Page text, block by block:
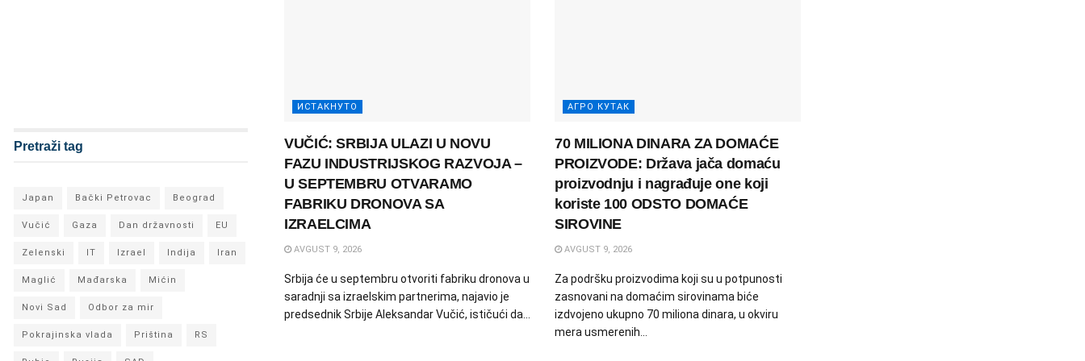
ИСТАКНУТО
VUČIĆ: SRBIJA ULAZI U NOVU
FAZU INDUSTRIJSKOG RAZVOJA –
U SEPTEMBRU OTVARAMO
FABRIKU DRONOVA SA
IZRAELCIMA
AVGUST 9, 2026
Srbija će u septembru otvoriti fabriku dronova u
saradnji sa izraelskim partnerima, najavio je
predsednik Srbije Aleksandar Vučić, ističući da...
АГРО КУТАК
70 MILIONA DINARA ZA DOMAĆE
PROIZVODE: Država jača domaću
proizvodnju i nagrađuje one koji
koriste 100 ODSTO DOMAĆE
SIROVINE
AVGUST 9, 2026
Za podršku proizvodima koji su u potpunosti
zasnovani na domaćim sirovinama biće
izdvojeno ukupno 70 miliona dinara, u okviru
mera usmerenih...
Pretraži tag
Japan Bački Petrovac Beograd
Vučić Gaza Dan državnosti EU
Zelenski IT Izrael Indija Iran
Maglić Mađarska Mićin
Novi Sad Odbor za mir
Pokrajinska vlada Priština RS